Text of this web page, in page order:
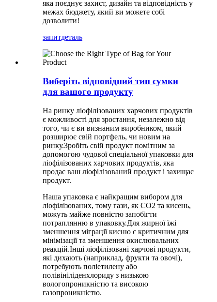
яка поєднує захист, дизайн та відповідність у
межах бюджету, який ви можете собі
дозволити!
запитдеталь
Виберіть відповідний тип сумки
для вашого продукту
На ринку ліофілізованих харчових продуктів
є можливості для зростання, незалежно від
того, чи є ви визнаним виробником, який
розширює свій портфель, чи новим на
ринку.Зробіть свій продукт помітним за
допомогою чудової спеціальної упаковки для
ліофілізованих харчових продуктів, яка
продає ваш ліофілізований продукт і захищає
продукт.
Наша упаковка є найкращим вибором для
ліофілізованих, тому гази, як CO2 та кисень,
можуть майже повністю запобігти
потраплянню в упаковку.Для жирної їжі
зменшення міграції кисню є критичним для
мінімізації та зменшення окислювальних
реакцій.Інші ліофілізовані харчові продукти,
які дихають (наприклад, фрукти та овочі),
потребують поліетилену або
полівініліденхлориду з низькою
вологопроникністю та високою
газопроникністю.